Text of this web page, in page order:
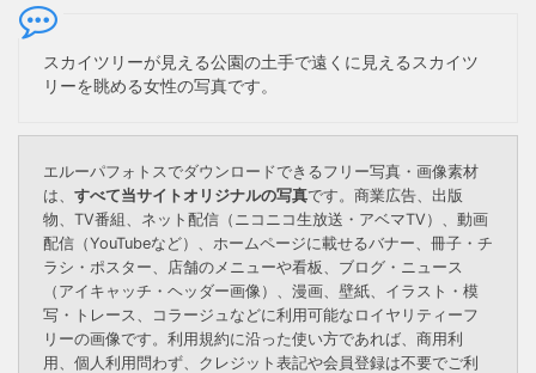
スカイツリーが見える公園の土手で遠くに見えるスカイツ
リーを眺める女性の写真です。
エルーパフォトスでダウンロードできるフリー写真・画像素材
は、 すべて当サイトオリジナルの写真です。商業広告、出版
物、TV番組、ネット配信（ニコニコ生放送・アベマTV）、動画
配信（YouTubeなど）、ホームページに載せるバナー、冊子・チ
ラシ・ポスター、店舗のメニューや看板、ブログ・ニュース
（アイキャッチ・ヘッダー画像）、漫画、壁紙、イラスト・模
写・トレース、コラージュなどに利用可能なロイヤリティーフ
リーの画像です。利用規約に沿った使い方であれば、商用利
用、個人利用問わず、クレジット表記や会員登録は不要でご利